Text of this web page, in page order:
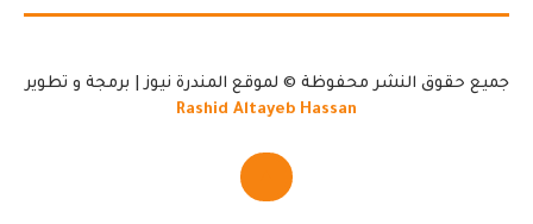
جميع حقوق النشر محفوظة © لموقع المندرة نيوز | برمجة و تطوير
Rashid Altayeb Hassan